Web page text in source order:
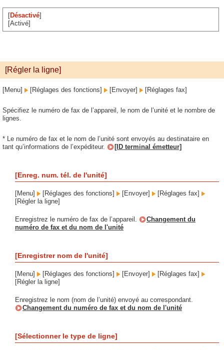
[Désactivé]
[Activé]
[Régler la ligne]
[Menu] [Réglages des fonctions] [Envoyer] [Réglages fax]
Spécifiez le numéro de fax de l’appareil, le nom de l’unité et le nombre de
lignes.
* Le numéro de fax et le nom de l’unité sont envoyés au destinataire en
tant qu’informations de l’expéditeur.
[ID terminal émetteur]
[Enreg. num. tél. de l'unité]
[Menu] [Réglages des fonctions] [Envoyer]
[Réglages fax]
[Régler la ligne]
Enregistrez le numéro de fax de l’appareil.
Changement du
numéro de fax et du nom de l'unité
[Enregistrer nom de l'unité]
[Menu] [Réglages des fonctions] [Envoyer]
[Réglages fax]
[Régler la ligne]
Enregistrez le nom (nom de l’unité) envoyé au correspondant.
Changement du numéro de fax et du nom de l'unité
[Sélectionner le type de ligne]